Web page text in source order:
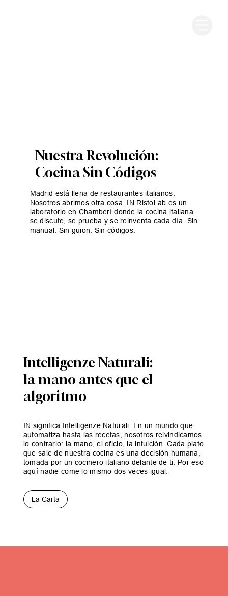
Nuestra Revolución:
Cocina Sin Códigos
Madrid está llena de restaurantes italianos.
Nosotros abrimos otra cosa. IN RistoLab es un
laboratorio en Chamberí donde la cocina italiana
se discute, se prueba y se reinventa cada día. Sin
manual. Sin guion. Sin códigos.
Intelligenze Naturali:
la mano antes que el
algoritmo
IN significa Intelligenze Naturali. En un mundo que
automatiza hasta las recetas, nosotros reivindicamos
lo contrario: la mano, el oficio, la intuición. Cada plato
que sale de nuestra cocina es una decisión humana,
tomada por un cocinero italiano delante de ti. Por eso
aquí nadie come lo mismo dos veces igual.
La Carta